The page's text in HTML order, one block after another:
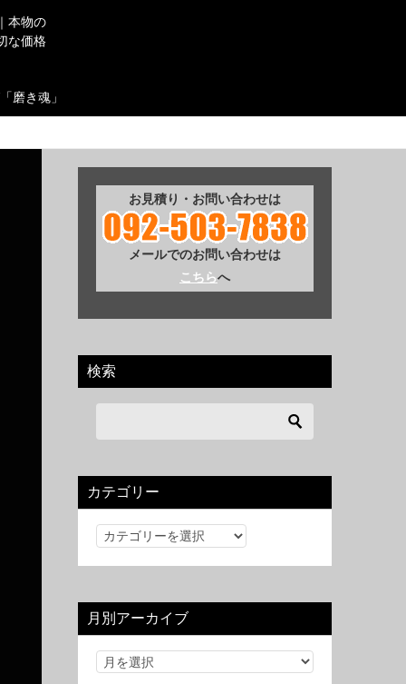
本物の
な価格
磨き魂」
お見積り・お問い合わせは
メールでのお問い合わせは
こちらへ
検索
カテゴリー
カ
リ
ー
月別アーカイブ